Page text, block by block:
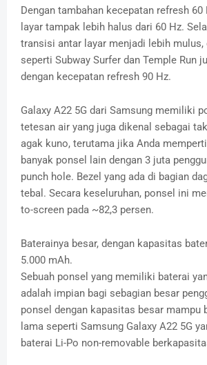
Dengan tambahan kecepatan refresh
layar tampak lebih halus dari 60 Hz.
transisi antar layar menjadi lebih mulus,
seperti Subway Surfer dan Temple Run
dengan kecepatan refresh 90 Hz.
Galaxy A22 5G dari Samsung memiliki
tetesan air yang juga dikenal sebagai
agak kuno, terutama jika Anda
banyak ponsel lain dengan 3 juta
punch hole. Bezel yang ada di bagian
tebal. Secara keseluruhan, ponsel ini
to-screen pada ~82,3 persen.
Baterainya besar, dengan kapasitas
5.000 mAh.
Sebuah ponsel yang memiliki baterai
adalah impian bagi sebagian besar
ponsel dengan kapasitas besar mampu
lama seperti Samsung Galaxy A22 5G
baterai Li-Po non-removable